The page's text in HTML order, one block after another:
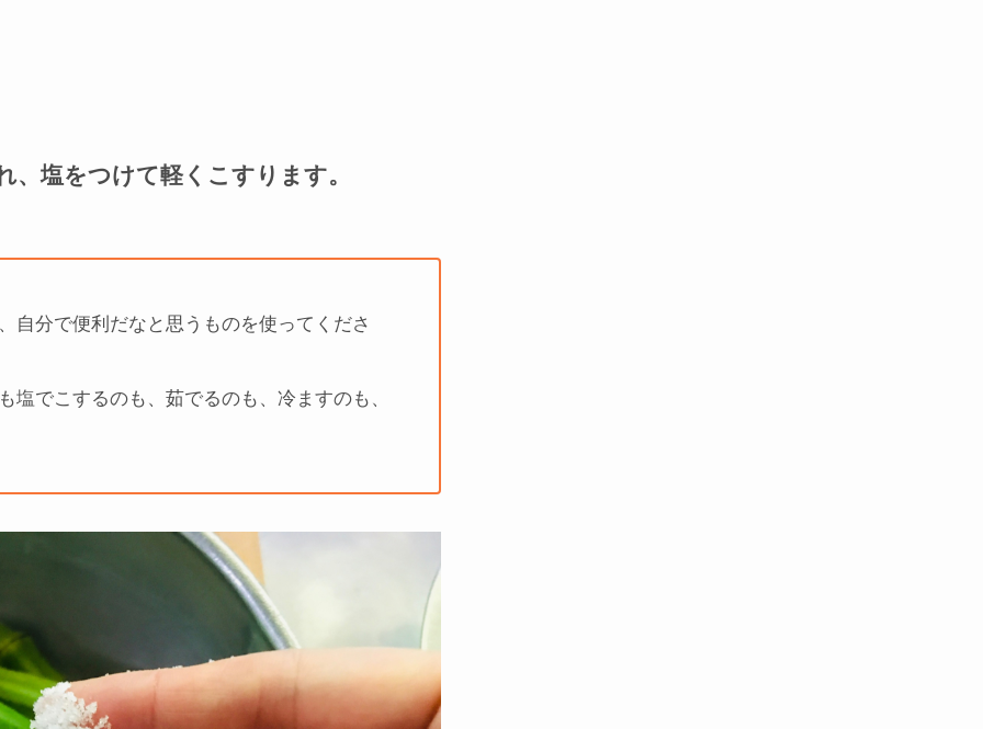
塩をつけて軽くこすります。
自分で便利だなと思うものを使ってくださ
塩でこするのも、茹でるのも、冷ますのも、